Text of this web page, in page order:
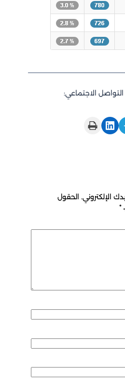
التواصل الاجتماعي:
Share on LinkedIn
Print this Page
الإلكتروني. الحقول
*